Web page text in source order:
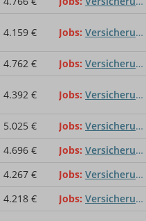
4.159 € Jobs Versicherungsbetriebswirt / in (DVA)
4.762 € Jobs Versicherungsbetriebswirt / in (DVA)
4.392 € Jobs Versicherungsbetriebswirt / in (DVA)
5.025 € Jobs Versicherungsbetriebswirt / in (DVA)
4.696 € Jobs Versicherungsbetriebswirt / in (DVA)
4.267 € Jobs Versicherungsbetriebswirt / in (DVA)
4.218 € Jobs Versicherungsbetriebswirt / in (DVA)